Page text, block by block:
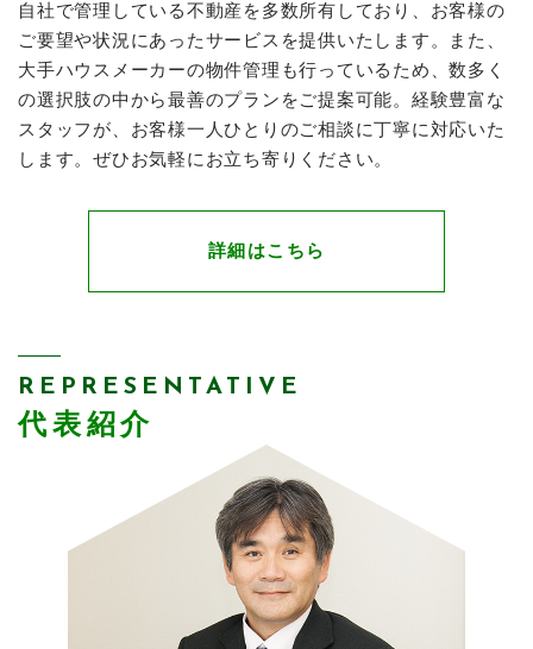
自社で管理している不動産を多数所有しており、お客様の
ご要望や状況にあったサービスを提供いたします。また、
大手ハウスメーカーの物件管理も行っているため、数多く
の選択肢の中から最善のプランをご提案可能。経験豊富な
スタッフが、お客様一人ひとりのご相談に丁寧に対応いた
します。ぜひお気軽にお立ち寄りください。
詳細はこちら
REPRESENTATIVE
代表紹介